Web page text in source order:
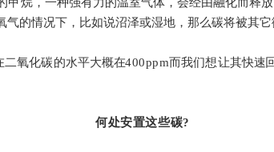
的情况下，比如说沼泽或湿地，那么碳将被其它
二氧化碳的水平大概在400ppm而我们想让其快速
何处安置这些碳?